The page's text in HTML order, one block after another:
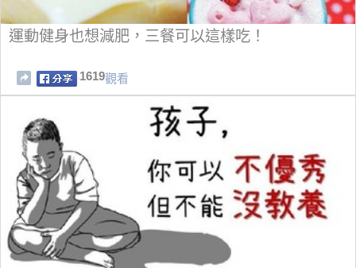
運動健身也想減肥，三餐可以這樣吃！
1619觀看